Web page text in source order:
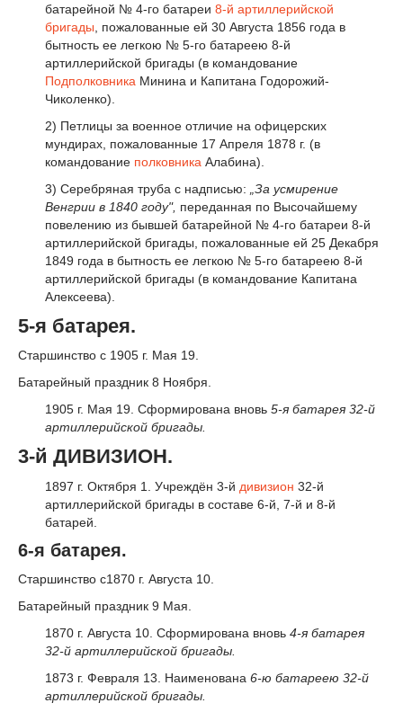
батарейной № 4-го батареи 8-й артиллерийской
бригады, пожалованные ей 30 Августа 1856 года в
бытность ее легкою № 5-го батареею 8-й
артиллерийской бригады (в командование
Подполковника Минина и Капитана Годорожий-
Чиколенко).
2) Петлицы за военное отличие на офицерских
мундирах, пожалованные 17 Апреля 1878 г. (в
командование полковника Алабина).
3) Серебряная труба с надписью:
„За усмирение
Венгрии в 1840 году", переданная по Высочайшему
повелению из бывшей батарейной № 4-го батареи 8-й
артиллерийской бригады, пожалованные ей 25 Декабря
1849 года в бытность ее легкою № 5-го батареею 8-й
артиллерийской бригады (в командование Капитана
Алексеева).
5-я батарея.
Старшинство с 1905 г. Мая 19.
Батарейный праздник 8 Ноября.
1905 г. Мая 19. Сформирована вновь 5-я батарея 32-й
артиллерийской бригады.
3-й ДИВИЗИОН.
1897 г. Октября 1. Учреждён 3-й дивизион 32-й
артиллерийской бригады в составе 6-й, 7-й и 8-й
батарей.
6-я батарея.
Старшинство с1870 г. Августа 10.
Батарейный праздник 9 Мая.
1870 г. Августа 10. Сформирована вновь 4-я батарея
32-й артиллерийской бригады.
1873 г. Февраля 13. Наименована 6-ю батареею 32-й
артиллерийской бригады.